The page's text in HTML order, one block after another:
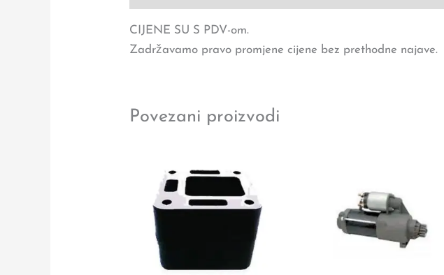
CIJENE SU S PDV-om.
Zadržavamo pravo promjene cijene bez prethodne najave.
Povezani proizvodi